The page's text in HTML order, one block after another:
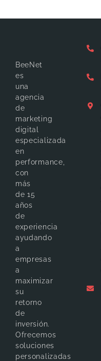
BeeNet
es
una
agencia
de
marketing
digital
especializada
en
performance,
con
más
de 15
años
de
experiencia
ayudando
a
empresas
a
maximizar
su
retorno
de
inversión.
Ofrecemos
soluciones
personalizadas